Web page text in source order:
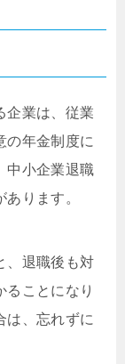
企業は、従業
の年金制度に
中小企業退職
ります。
、退職後も対
ことになり
は、忘れずに